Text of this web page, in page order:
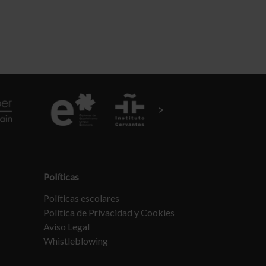
Políticas
Políticas escolares
Politica de Privacidad y Cookies
Aviso Legal
Whistleblowing